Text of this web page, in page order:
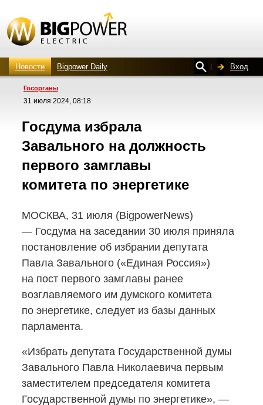
Новости Bigpower Daily Вход
Госорганы
31 июля 2024, 08:18
Госдума избрала
Завального на должность
первого замглавы
комитета по энергетике
МОСКВА, 31 июля (BigpowerNews)
— Госдума на заседании 30 июля приняла
постановление об избрании депутата
Павла Завального («Единая Россия»)
на пост первого замглавы ранее
возглавляемого им думского комитета
по энергетике, следует из базы данных
парламента.
«Избрать депутата Государственной думы
Завального Павла Николаевича первым
заместителем председателя комитета
Государственной думы по энергетике», —